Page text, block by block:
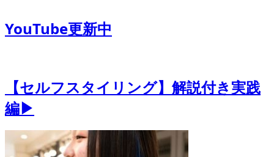
YouTube更新中
【セルフスタイリング】解説付き実践
編▶